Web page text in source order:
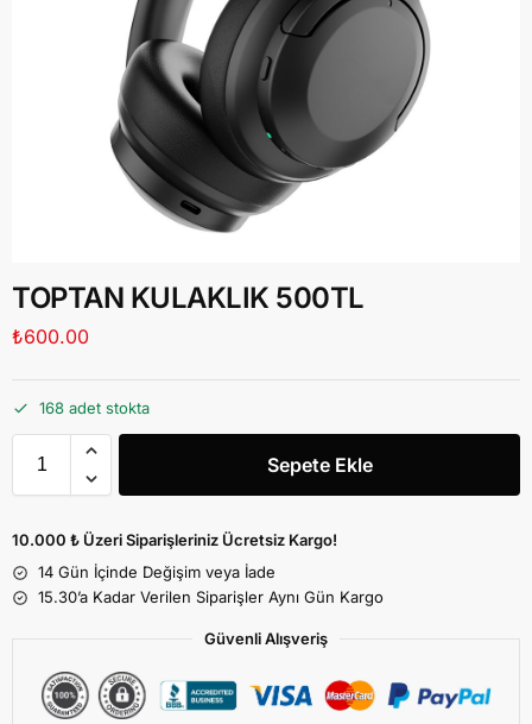
TOPTAN KULAKLIK 500TL
₺600.00
168 adet stokta
Sepete Ekle
10.000 ₺ Üzeri Siparişleriniz Ücretsiz Kargo!
14 Gün İçinde Değişim veya İade
15.30’a Kadar Verilen Siparişler Aynı Gün Kargo
Güvenli Alışveriş